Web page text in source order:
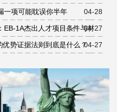
04-28
一项可能耽误你半年
04-27
EB-1A杰出人才项目条件与材料
04-27
优势证据法则到底是什么？